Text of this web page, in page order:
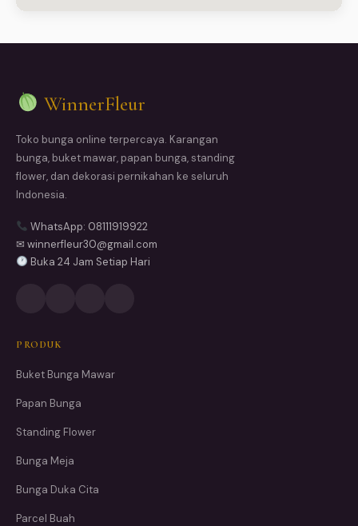
WinnerFleur
Toko bunga online terpercaya. Karangan
bunga, buket mawar, papan bunga, standing
flower, dan dekorasi pernikahan ke seluruh
Indonesia.
WhatsApp: 08111919922
✉ winnerfleur30@gmail.com
Buka 24 Jam Setiap Hari
PRODUK
Buket Bunga Mawar
Papan Bunga
Standing Flower
Bunga Meja
Bunga Duka Cita
Parcel Buah